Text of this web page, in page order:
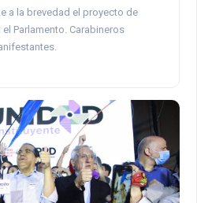
a la brevedad el proyecto de
Parlamento. Carabineros